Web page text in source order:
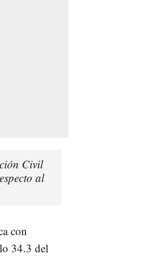
Civil
al
con
34.3 del